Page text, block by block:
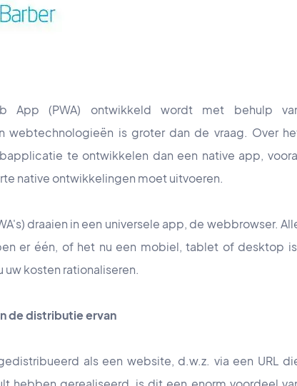
App (PWA) ontwikkeld wordt met behulp
webtechnologieën is groter dan de vraag. Over
te ontwikkelen dan een native app,
native ontwikkelingen moet uitvoeren.
draaien in een universele app, de webbrowser.
er één, of het nu een mobiel, tablet of desktop
kosten rationaliseren.
de distributie ervan
als een website, d.w.z. via een URL